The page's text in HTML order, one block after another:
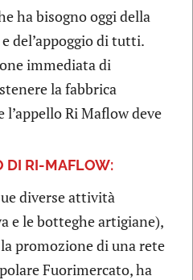
ha bisogno oggi della
del’appoggio di tutti.
immediata di
la fabbrica
Ri Maflow deve
DI RI-MAFLOW:
diverse attività
e le botteghe artigiane),
promozione di una rete
Fuorimercato, ha